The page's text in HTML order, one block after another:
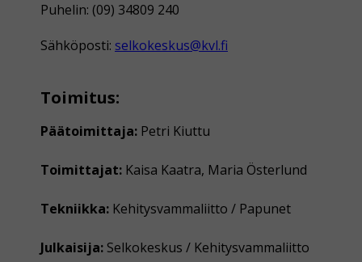
Puhelin: (09) 34809 240
Sähköposti: selkokeskus@kvl.fi
Toimitus:
Päätoimittaja: Petri Kiuttu
Toimittajat: Kaisa Kaatra, Maria Österlund
Tekniikka: Kehitysvammaliitto / Papunet
Julkaisija: Selkokeskus / Kehitysvammaliitto